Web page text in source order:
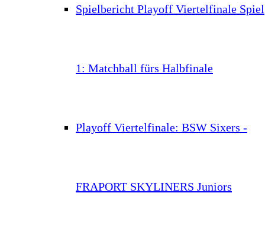
Spielbericht Playoff Viertelfinale Spiel
1: Matchball fürs Halbfinale
Playoff Viertelfinale: BSW Sixers -
FRAPORT SKYLINERS Juniors